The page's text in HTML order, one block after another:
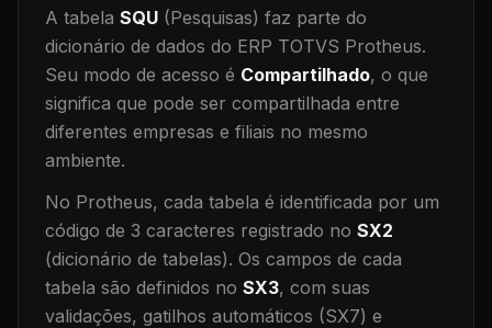
A tabela SQU (Pesquisas) faz parte do
dicionário de dados do ERP TOTVS Protheus.
Seu modo de acesso é Compartilhado, o que
significa que pode ser compartilhada entre
diferentes empresas e filiais no mesmo
ambiente.
No Protheus, cada tabela é identificada por um
código de 3 caracteres registrado no SX2
(dicionário de tabelas). Os campos de cada
tabela são definidos no SX3, com suas
validações, gatilhos automáticos (SX7) e